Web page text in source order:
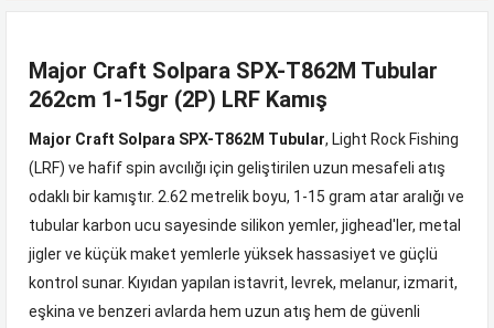
Major Craft Solpara SPX-T862M Tubular
262cm 1-15gr (2P) LRF Kamış
Major Craft Solpara SPX-T862M Tubular, Light Rock Fishing
(LRF) ve hafif spin avcılığı için geliştirilen uzun mesafeli atış
odaklı bir kamıştır. 2.62 metrelik boyu, 1-15 gram atar aralığı ve
tubular karbon ucu sayesinde silikon yemler, jighead'ler, metal
jigler ve küçük maket yemlerle yüksek hassasiyet ve güçlü
kontrol sunar. Kıyıdan yapılan istavrit, levrek, melanur, izmarit,
eşkina ve benzeri avlarda hem uzun atış hem de güvenli